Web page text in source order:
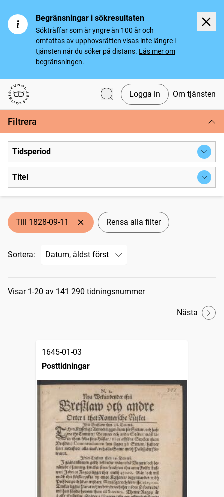
Begränsningar i sökresultaten
Sökträffar som är yngre än 100 år och
omfattas av upphovsrätten visas inte längre i
tjänsten när du söker på distans. Läs mer om
begränsningen.
Svenska tidningar
Logga in Om tjänsten
Filtrera
Tidsperiod
Titel
Till 1828-09-11 Rensa alla filter
Sortera:
Sökresultat
Visar 1-20 av 141 290 tidningsnummer
Nästa
1645-01-03
Posttidningar